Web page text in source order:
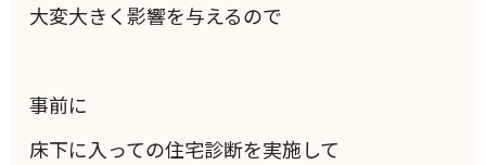
大変大きく影響を与えるので
事前に
床下に入っての住宅診断を実施して